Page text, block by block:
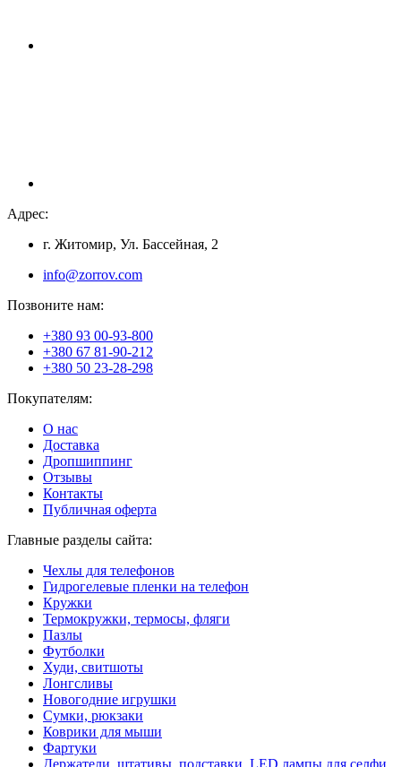
Адрес:
г. Житомир, Ул. Бассейная, 2
info@zorrov.com
Позвоните нам:
+380 93 00-93-800
+380 67 81-90-212
+380 50 23-28-298
Покупателям:
О нас
Доставка
Дропшиппинг
Отзывы
Контакты
Публичная оферта
Главные разделы сайта:
Чехлы для телефонов
Гидрогелевые пленки на телефон
Кружки
Термокружки, термосы, фляги
Пазлы
Футболки
Худи, свитшоты
Лонгсливы
Новогодние игрушки
Сумки, рюкзаки
Коврики для мыши
Фартуки
Держатели, штативы, подставки, LED лампы для селфи